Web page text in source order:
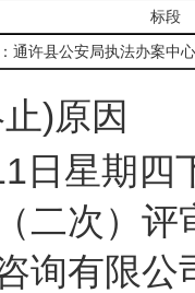
标段
通许县公安局执法办案中
)原因
日星期四
二次）评
询有限